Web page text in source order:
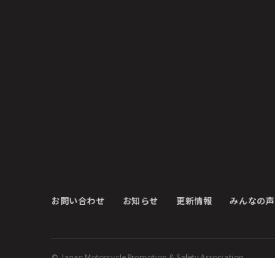
お問い合わせ お知らせ 更新情報 みんなの声